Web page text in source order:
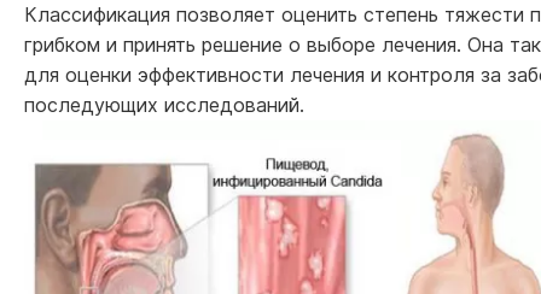
Классификация позволяет оценить степень тяжести
грибком и принять решение о выборе лечения. Она
для оценки эффективности лечения и контроля за
последующих исследований.